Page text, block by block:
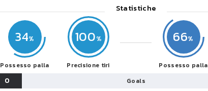
Statistiche
34
Possesso palla
100
Precisione tiri
66
Possesso palla
0 Goals